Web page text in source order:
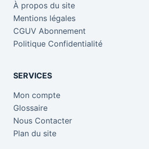
À propos du site
Mentions légales
CGUV Abonnement
Politique Confidentialité
SERVICES
Mon compte
Glossaire
Nous Contacter
Plan du site